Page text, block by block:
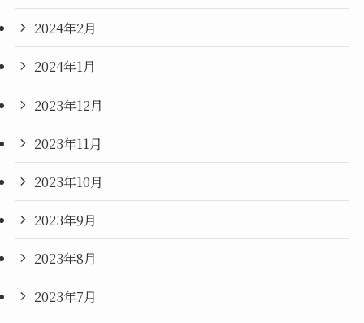
2024年2月
2024年1月
2023年12月
2023年11月
2023年10月
2023年9月
2023年8月
2023年7月